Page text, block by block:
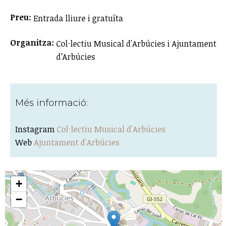
Preu: Entrada lliure i gratuïta
Organitza: Col·lectiu Musical d'Arbúcies i Ajuntament
d’Arbúcies
Més informació:
InstagramCol·lectiu Musical d'Arbúcies
Web Ajuntament d'Arbúcies
+
−